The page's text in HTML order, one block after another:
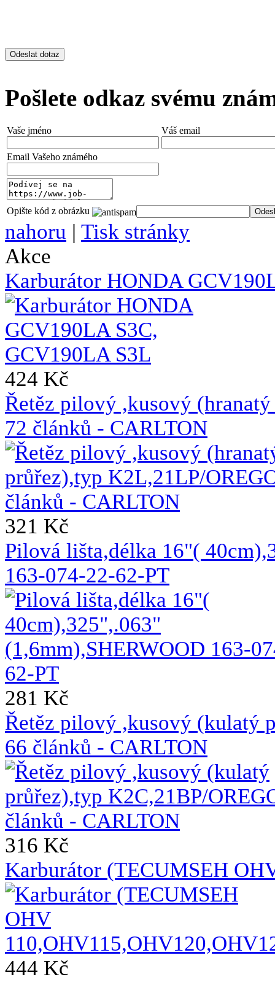
Pošlete odkaz svému
Vaše jméno Váš email
Email Vašeho známého
Opište kód z obrázku
nahoru | Tisk stránky
Akce
Karburátor HONDA
424 Kč
Řetěz pilový ,kusový
72 článků - CARLTON
321 Kč
Pilová lišta,délka 16"(
163-074-22-62-PT
281 Kč
Řetěz pilový ,kusový (kulatý
66 článků - CARLTON
316 Kč
Karburátor (TECUMSEH
444 Kč